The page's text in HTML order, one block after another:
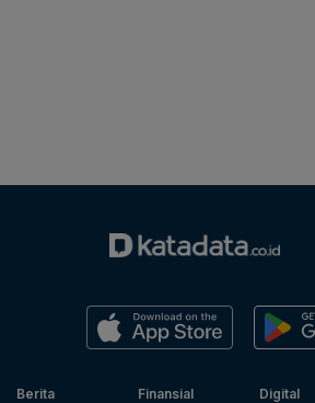
Berita
Finansial
Digital